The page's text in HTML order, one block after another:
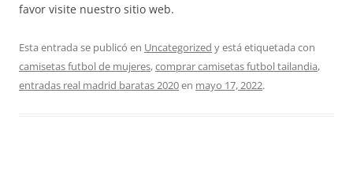
favor visite nuestro sitio web.
Esta entrada se publicó en Uncategorized y está etiquetada con
camisetas futbol de mujeres,comprar camisetas futbol tailandia,
entradas real madrid baratas 2020en mayo 17, 2022.